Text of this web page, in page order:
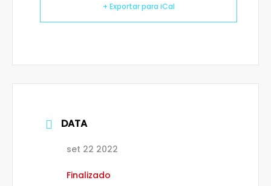
+ Exportar para iCal
DATA
set 22 2022
Finalizado